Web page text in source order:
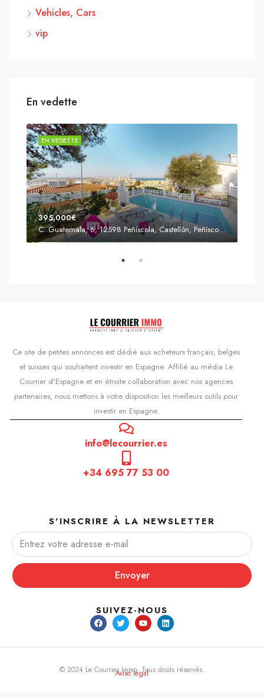
Vehicles, Cars
vip
En vedette
EN VEDETTE
395,000€
C. Guatemala, 6, 12598 Peñíscola, Castellón, Peñíscola, Communauté valencienne
Ce site de petites annonces est dédié aux acheteurs français, belges
et suisses qui souhaitent investir en Espagne. Affilié au média Le
Courrier d'Espagne et en étroite collaboration avec nos agences
partenaires, nous mettons à votre disposition les meilleurs outils pour
investir en Espagne.
info@lecourrier.es
+34 695 77 53 00
S'INSCRIRE À LA NEWSLETTER
Envoyer
SUIVEZ-NOUS
© 2024 Le Courrier Immo. Tous droits réservés.
Aviso legal